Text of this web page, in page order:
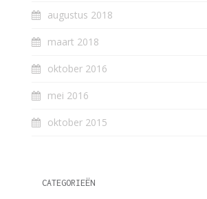
augustus 2018
maart 2018
oktober 2016
mei 2016
oktober 2015
CATEGORIEËN